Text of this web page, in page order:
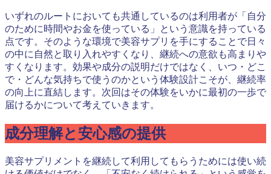
いずれのルートにおいても共通しているのは利用者が「自分
のために時間やお金を使っている」という意識を持っている
点です。そのような環境で美容サプリを手にすることで日々
の中に自然と取り入れやすくなり、継続への意欲も高まりや
すくなります。効果や成分の説明だけではなく、いつ・どこ
で・どんな気持ちで使うのかという体験設計こそが、継続率
の向上に直結します。次回はその体験をいかに最初の一歩で
届けるかについて考えていきます。
成分理解と安心感の提供
美容サプリメントを継続して利用してもらうためには使い続